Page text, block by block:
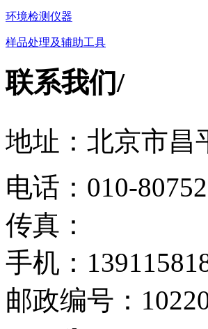
环境检测仪器
样品处理及辅助工具
联系我们/
地址：北京市昌
电话：010-
传真：
手机：
邮政编号：